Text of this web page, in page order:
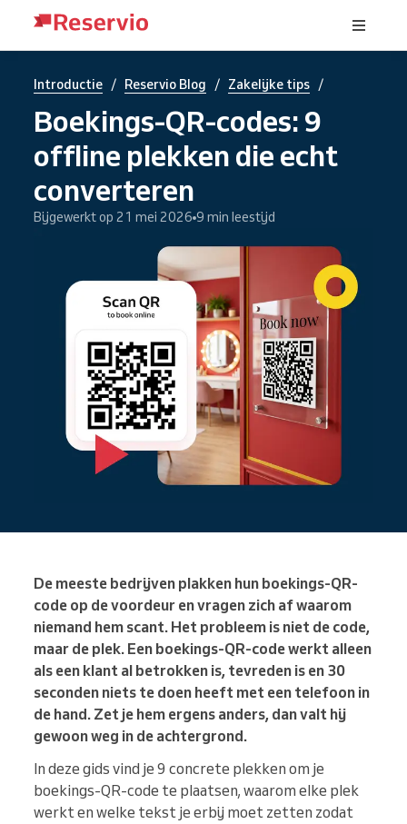
Introductie / Reservio Blog / Zakelijke tips /
Boekings-QR-codes: 9
offline plekken die echt
converteren
Bijgewerkt op 21 mei 2026 9 min leestijd
De meeste bedrijven plakken hun boekings-QR-
code op de voordeur en vragen zich af waarom
niemand hem scant. Het probleem is niet de code,
maar de plek. Een boekings-QR-code werkt alleen
als een klant al betrokken is, tevreden is en 30
seconden niets te doen heeft met een telefoon in
de hand. Zet je hem ergens anders, dan valt hij
gewoon weg in de achtergrond.
In deze gids vind je 9 concrete plekken om je
boekings-QR-code te plaatsen, waarom elke plek
werkt en welke tekst je erbij moet zetten zodat